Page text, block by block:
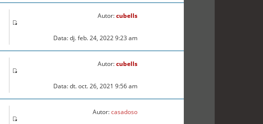
Autor:cubells
Data: dj. feb. 24, 2022 9:23 am
Autor:cubells
Data: dt. oct. 26, 2021 9:56 am
Autor:casadoso